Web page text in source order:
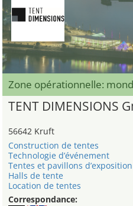
Zone opérationnelle:
TENT DIMENSIONS
56642 Kruft
Construction de tentes
Technologie d’événement
Tentes et pavillons d’exposition
Halls de tente
Location de tentes
Correspondance: